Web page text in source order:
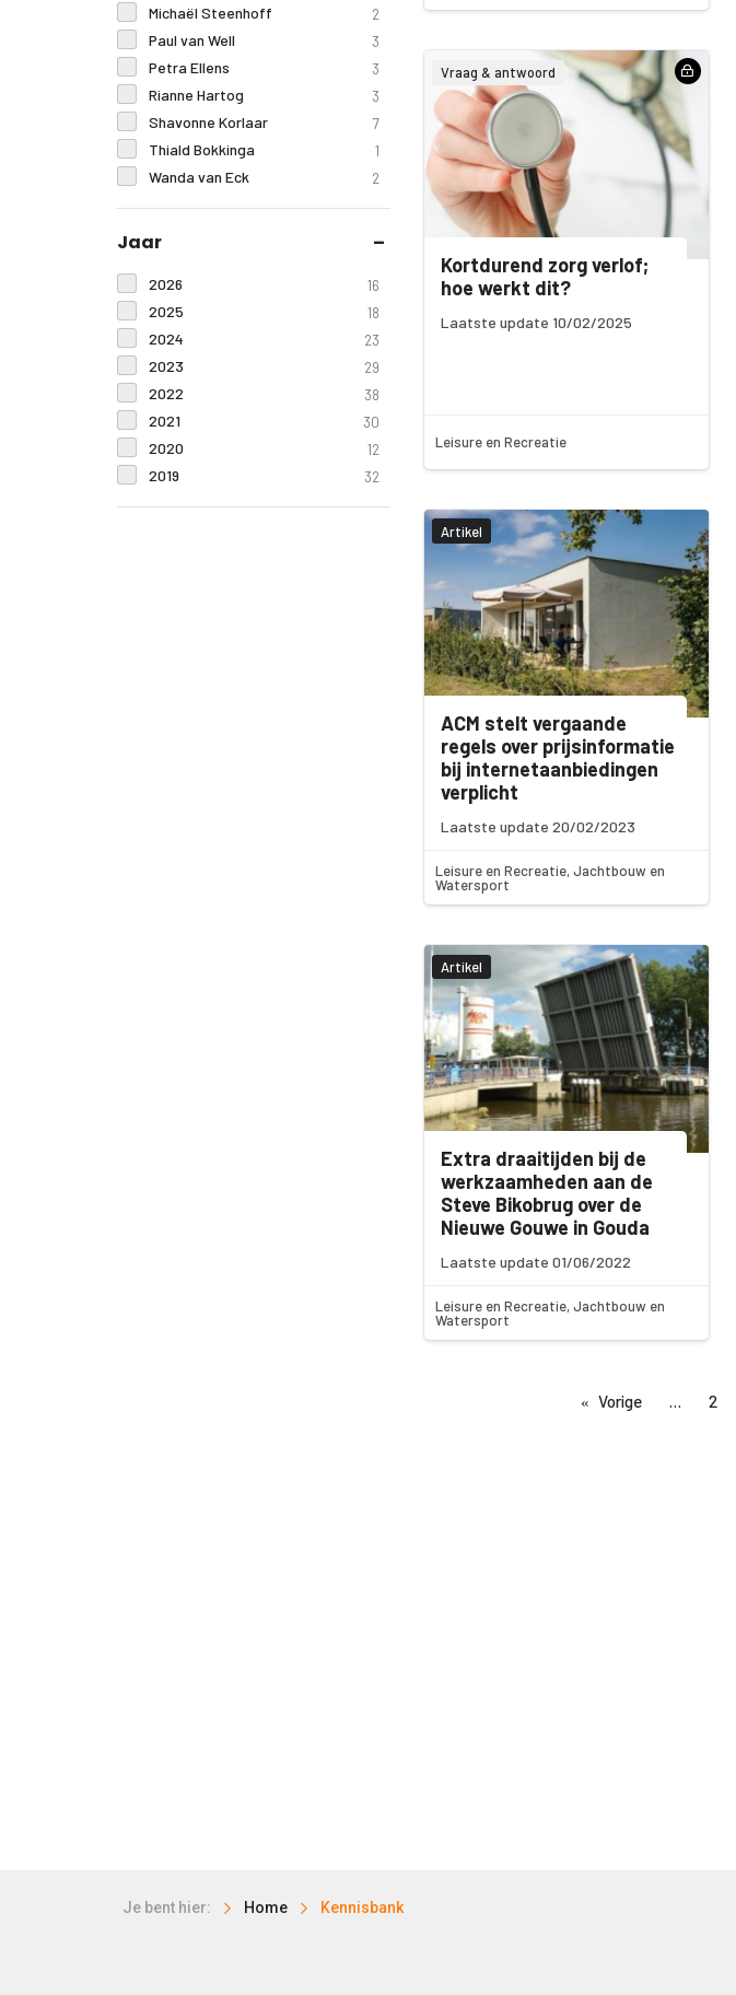
Michaël Steenhoff 2
Paul van Well 3
Petra Ellens 3
Rianne Hartog 3
Shavonne Korlaar 7
Thiald Bokkinga 1
Wanda van Eck 2
Jaar
2026 16
2025 18
2024 23
2023 29
2022 38
2021 30
2020 12
2019 32
Vraag & antwoord
Kortdurend zorg verlof;
hoe werkt dit?
Laatste update 10/02/2025
Leisure en Recreatie
Artikel
ACM stelt vergaande
regels over prijsinformatie
bij internetaanbiedingen
verplicht
Laatste update 20/02/2023
Leisure en Recreatie, Jachtbouw en
Watersport
Artikel
Extra draaitijden bij de
werkzaamheden aan de
Steve Bikobrug over de
Nieuwe Gouwe in Gouda
Laatste update 01/06/2022
Leisure en Recreatie, Jachtbouw en
Watersport
Vorige 2
Je bent hier: Home Kennisbank